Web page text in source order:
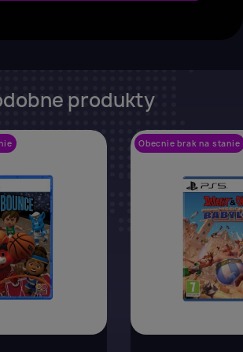
produkty
Obecnie brak na stanie